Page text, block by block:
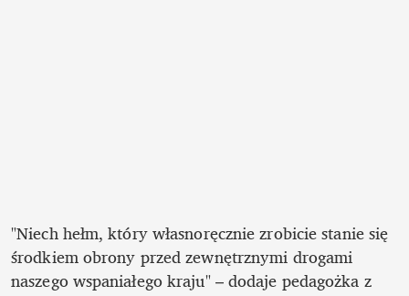
"Niech hełm, który własnoręcznie zrobicie stanie się
środkiem obrony przed zewnętrznymi drogami
naszego wspaniałego kraju" – dodaje pedagożka z